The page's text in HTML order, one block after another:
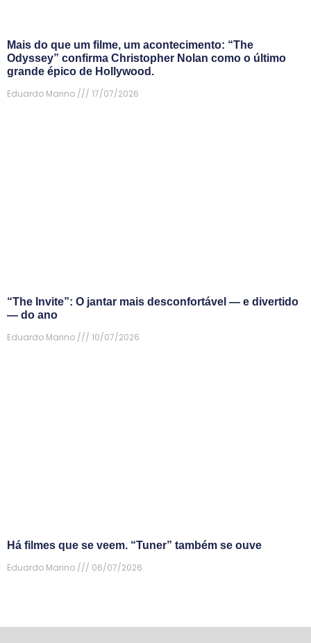
Mais do que um filme, um acontecimento: “The
Odyssey” confirma Christopher Nolan como o último
grande épico de Hollywood.
Eduardo Marino
17/07/2026
“The Invite”: O jantar mais desconfortável — e divertido
— do ano
Eduardo Marino
10/07/2026
Há filmes que se veem. “Tuner” também se ouve
Eduardo Marino
06/07/2026